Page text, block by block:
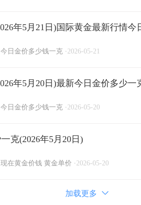
年5月21日)国际黄金最新行情今
今日金价多少钱一克 · 2026-05-21
年5月20日)最新今日金价多少一
今日金价多少钱一克 · 2026-05-20
克(2026年5月20日)
现在黄金价钱 黄金单价 · 2026-05-20
加载更多